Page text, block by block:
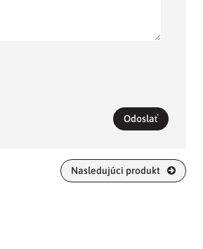
Odoslať
Nasledujúci produkt